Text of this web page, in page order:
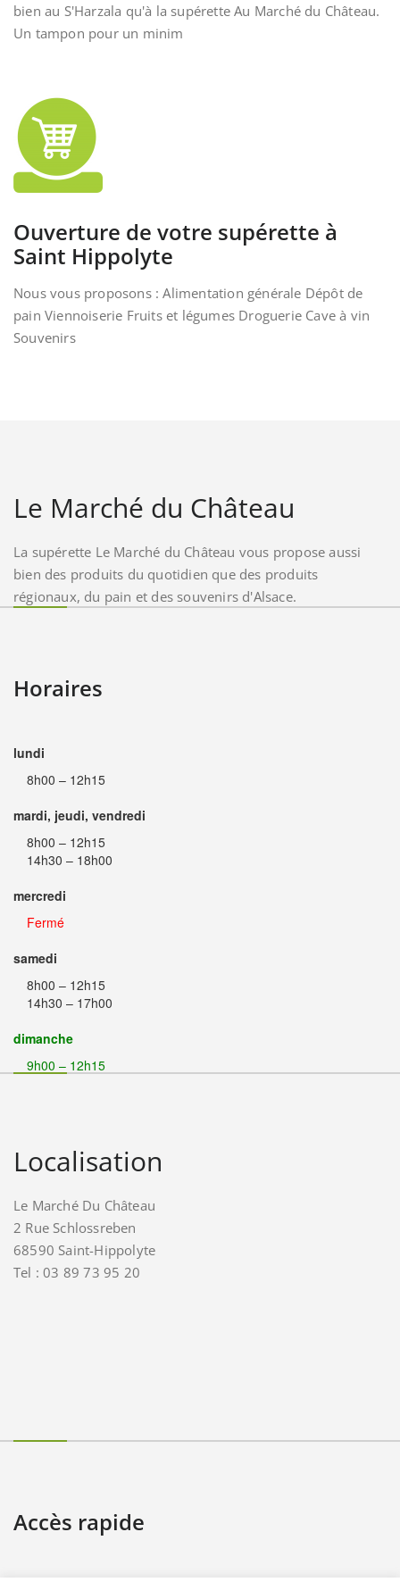
bien au S'Harzala qu'à la supérette Au Marché du Château.
Un tampon pour un minim
Ouverture de votre supérette à
Saint Hippolyte
Nous vous proposons : Alimentation générale Dépôt de
pain Viennoiserie Fruits et légumes Droguerie Cave à vin
Souvenirs
Le Marché du Château
La supérette Le Marché du Château vous propose aussi
bien des produits du quotidien que des produits
régionaux, du pain et des souvenirs d'Alsace.
Horaires
lundi
8h00 – 12h15
mardi, jeudi, vendredi
8h00 – 12h15
14h30 – 18h00
mercredi
Fermé
samedi
8h00 – 12h15
14h30 – 17h00
dimanche
9h00 – 12h15
Localisation
Le Marché Du Château
2 Rue Schlossreben
68590 Saint-Hippolyte
Tel : 03 89 73 95 20
Accès rapide